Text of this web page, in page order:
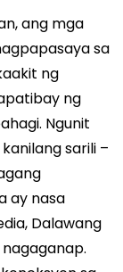
ang mga
sa
ng
ng
Ngunit
sarili –
ay nasa
Dalawang